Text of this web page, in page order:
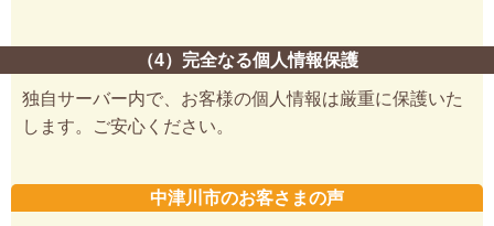
（4）完全なる個人情報保護
独自サーバー内で、お客様の個人情報は厳重に保護いた
します。ご安心ください。
中津川市のお客さまの声